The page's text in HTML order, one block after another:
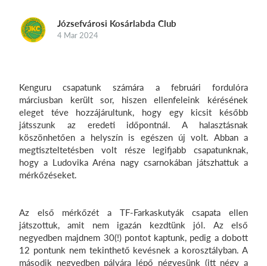
Website
English
Login
Józsefvárosi Kosárlabda Club
4 Mar 2024
Kenguru csapatunk számára a februári fordulóra
márciusban került sor, hiszen ellenfeleink kérésének
eleget téve hozzájárultunk, hogy egy kicsit később
játsszunk az eredeti időpontnál. A halasztásnak
köszönhetően a helyszín is egészen új volt. Abban a
megtiszteltetésben volt része legifjabb csapatunknak,
hogy a Ludovika Aréna nagy csarnokában játszhattuk a
mérkőzéseket.
Az első mérkőzét a TF-Farkaskutyák csapata ellen
játszottuk, amit nem igazán kezdtünk jól. Az első
negyedben majdnem 30(!) pontot kaptunk, pedig a dobott
12 pontunk nem tekinthető kevésnek a korosztályban. A
második negyedben pályára lépő négyesünk (itt négy a